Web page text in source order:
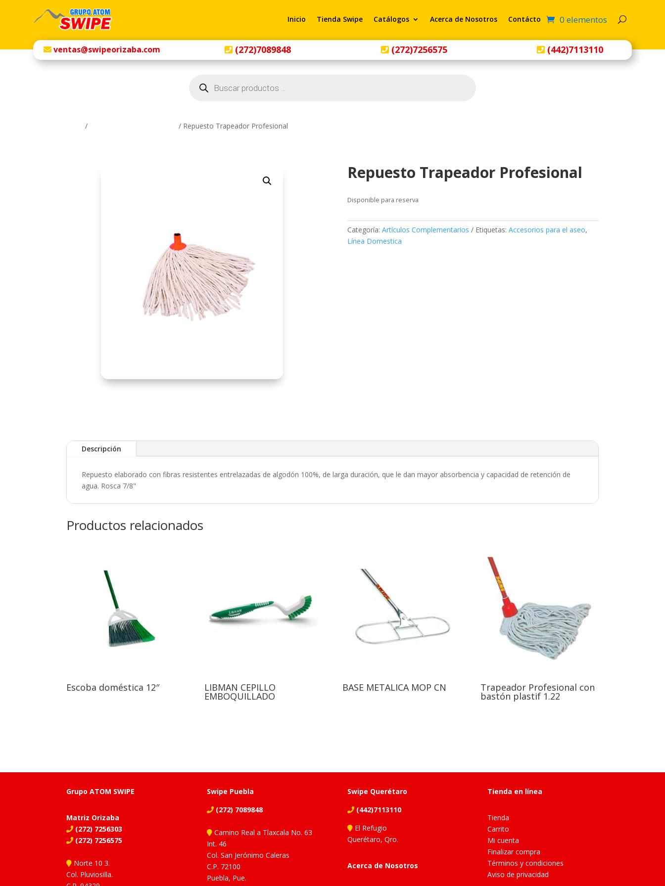
Inicio Tienda Swipe Catálogos Acerca de Nosotros Contácto 0 elementos
ventas@swipeorizaba.com (272)7089848 (272)7256575 (442)7113110
productos
/ / Repuesto Trapeador Profesional
Repuesto Trapeador Profesional
Disponible para reserva
Categoría: Artículos Complementarios Etiquetas: Accesorios para el aseo,
Línea Domestica
Descripción
Repuesto elaborado con fibras resistentes entrelazadas de algodón 100%, de larga duración, que le dan mayor absorbencia y capacidad de retención de
agua. Rosca 7/8"
Productos relacionados
Escoba doméstica 12″ LIBMAN CEPILLO
EMBOQUILLADO
BASE METALICA MOP CN Trapeador Profesional con
bastón plastif 1.22
Grupo ATOM SWIPE
Matriz Orizaba
(272) 7256303
(272) 7256575
Norte 10 3.
Col. Pluviosilla.
Swipe Puebla
(272) 7089848
Camino Real a Tlaxcala No. 63
Int. 46
Col. San Jerónimo Caleras
C.P. 72100
Puebla, Pue.
Swipe Querétaro
(442)7113110
El Refugio
Querétaro, Qro.
Acerca de Nosotros
Tienda en línea
Tienda
Carrito
Mi cuenta
Finalizar compra
Términos y condiciones
Aviso de privacidad